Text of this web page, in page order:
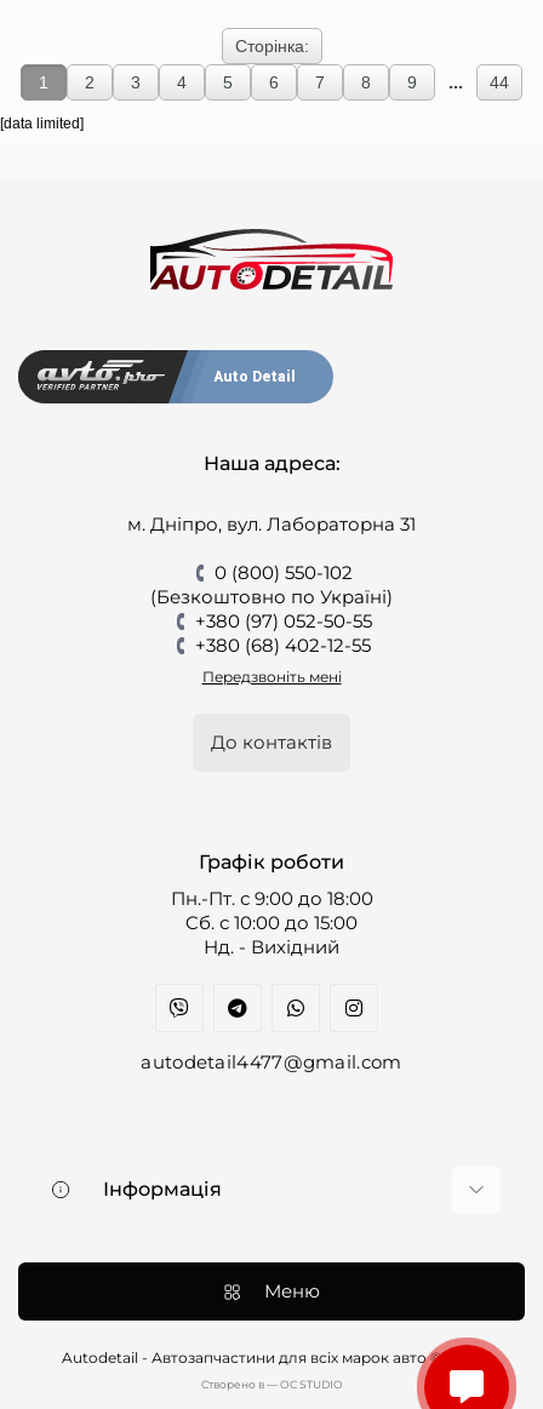
Сторінка:
1
2 3 4 5 6 7 8 9 ... 44
[data limited]
Auto Detail
Наша адреса:
м. Дніпро, вул. Лабораторна 31
0 (800) 550-102
(Безкоштовно по Україні)
+380 (97) 052-50-55
+380 (68) 402-12-55
Передзвоніть мені
До контактів
Графік роботи
Пн.-Пт. с 9:00 до 18:00
Cб. с 10:00 до 15:00
Нд. - Вихідний
autodetail4477@gmail.com
Інформація
Контакти
Договір оферти
Меню
Autodetail - Автозапчастини для всіх марок авто © 2026
Cтворено в — OC STUDIO